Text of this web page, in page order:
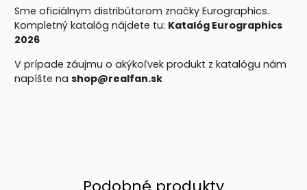
Sme oficiálnym distribútorom značky Eurographics.
Kompletný katalóg nájdete tu: Katalóg Eurographics
2026
V prípade záujmu o akýkoľvek produkt z katalógu nám
napíšte nashop@realfan.sk